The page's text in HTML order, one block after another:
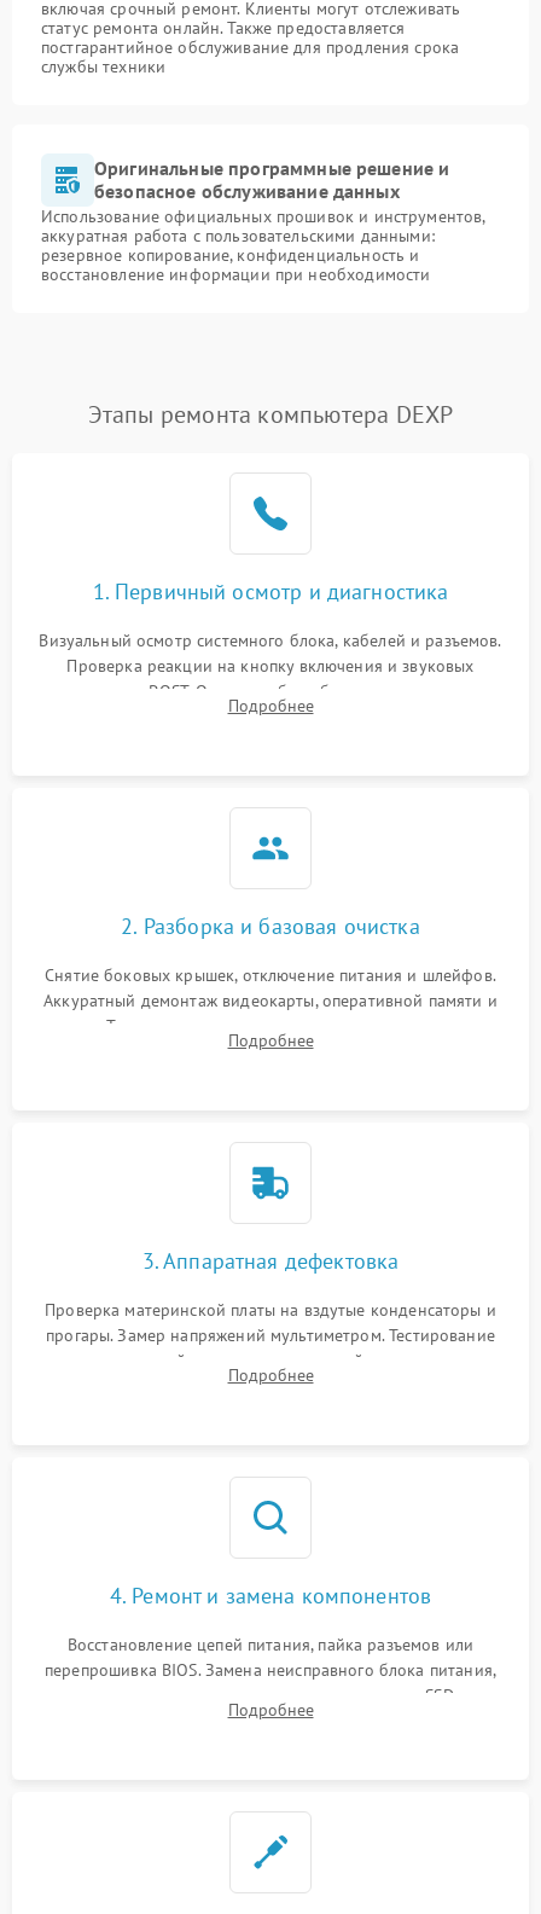
включая срочный ремонт. Клиенты могут отслеживать
статус ремонта онлайн. Также предоставляется
постгарантийное обслуживание для продления срока
службы техники
Оригинальные программные решение и
безопасное обслуживание данных
Использование официальных прошивок и инструментов,
аккуратная работа с пользовательскими данными:
резервное копирование, конфиденциальность и
восстановление информации при необходимости
Этапы ремонта компьютера DEXP
1. Первичный осмотр и диагностика
Визуальный осмотр системного блока, кабелей и разъемов.
Проверка реакции на кнопку включения и звуковых
сигналов POST. Оценка работы блока питания для
локализации базовых неисправностей без полного разбора.
Подробнее
2. Разборка и базовая очистка
Снятие боковых крышек, отключение питания и шлейфов.
Аккуратный демонтаж видеокарты, оперативной памяти и
кулеров. Тщательная очистка корпуса и радиаторов от пыли
с помощью сжатого воздуха для предотвращения
Подробнее
3. Аппаратная дефектовка
Проверка материнской платы на вздутые конденсаторы и
прогары. Замер напряжений мультиметром. Тестирование
оперативной памяти и накопителей с помощью
диагностического ПО для выявления сбойных секторов и
Подробнее
4. Ремонт и замена компонентов
Восстановление цепей питания, пайка разъемов или
перепрошивка BIOS. Замена неисправного блока питания,
видеокарты, процессора или установка нового SSD для
восстановления и повышения скорости работы системы.
Подробнее